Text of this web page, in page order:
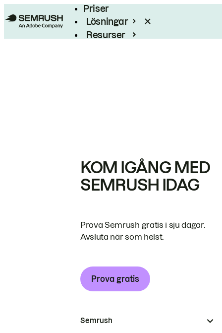
Priser
Lösningar
Resurser
KOM IGÅNG MED
SEMRUSH IDAG
Prova Semrush gratis i sju dagar.
Avsluta när som helst.
Prova gratis
Semrush